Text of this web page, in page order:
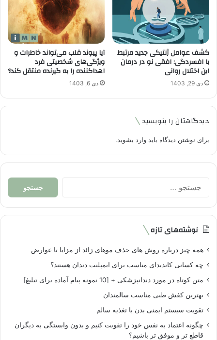
کشف عوامل ژنتیکی جدید مرتبط
با افسردگی: افقی نو در درمان
این اختلال روانی
دی 29, 1403
آیا پیوند قلب می‌تواند خاطرات و
ویژگی‌های شخصیتی فرد
اهداکننده را به گیرنده منتقل کند؟
دی 6, 1403
دیدگاهتان را بنویسید
برای نوشتن دیدگاه باید وارد بشوید.
جستجو
نوشته‌های تازه
همه چیز درباره روش های حذف موهای زائد از مزایا تا عوارض
چه کسانی کاندیدای مناسب برای ایمپلنت دندان هستند؟
متن کوتاه در مورد دندانپزشکی + [10 نمونه پیام آماده برای تبلیغ]
بهترین کفش طبی مناسب سالمندان
تقویت سیستم ایمنی بدن با تغذیه سالم
چگونه اعتماد به نفس خود را تقویت کنیم و بدون وابستگی به دیگران
قاطع تر و موفق تر باشیم؟